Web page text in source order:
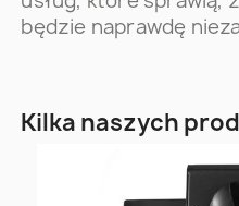
będzie naprawdę
Kilka naszych